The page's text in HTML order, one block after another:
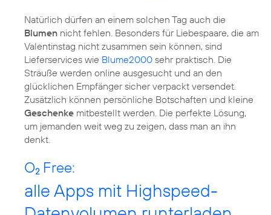
Natürlich dürfen an einem solchen Tag auch die
Blumen nicht fehlen. Besonders für Liebespaare, die am
Valentinstag nicht zusammen sein können, sind
Lieferservices wie Blume2000 sehr praktisch. Die
Sträuße werden online ausgesucht und an den
glücklichen Empfänger sicher verpackt versendet.
Zusätzlich können persönliche Botschaften und kleine
Geschenke mitbestellt werden. Die perfekte Lösung,
um jemanden weit weg zu zeigen, dass man an ihn
denkt.
O2 Free:
alle Apps mit Highspeed-